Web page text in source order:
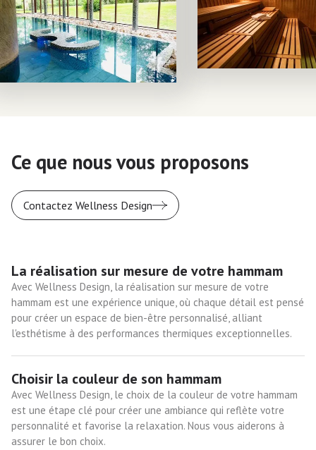
Ce que nous vous proposons
Contactez Wellness Design
La réalisation sur mesure de votre hammam
Avec Wellness Design, la réalisation sur mesure de votre
hammam est une expérience unique, où chaque détail est pensé
pour créer un espace de bien-être personnalisé, alliant
l'esthétisme à des performances thermiques exceptionnelles.
Choisir la couleur de son hammam
Avec Wellness Design, le choix de la couleur de votre hammam
est une étape clé pour créer une ambiance qui reflète votre
personnalité et favorise la relaxation. Nous vous aiderons à
assurer le bon choix.